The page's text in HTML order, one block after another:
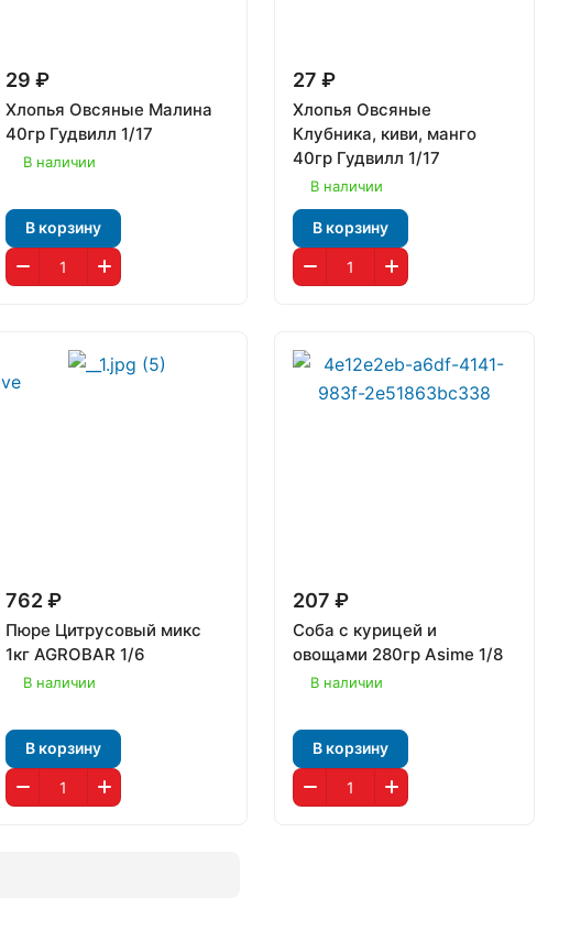
29 ₽
Хлопья Овсяные Малина
40гр Гудвилл 1/17
В наличии
В корзину
27 ₽
Хлопья Овсяные
Клубника, киви, манго
40гр Гудвилл 1/17
В наличии
В корзину
762 ₽
Пюре Цитрусовый микс
1кг AGROBAR 1/6
В наличии
В корзину
207 ₽
Соба с курицей и
овощами 280гр Asime 1/8
В наличии
В корзину